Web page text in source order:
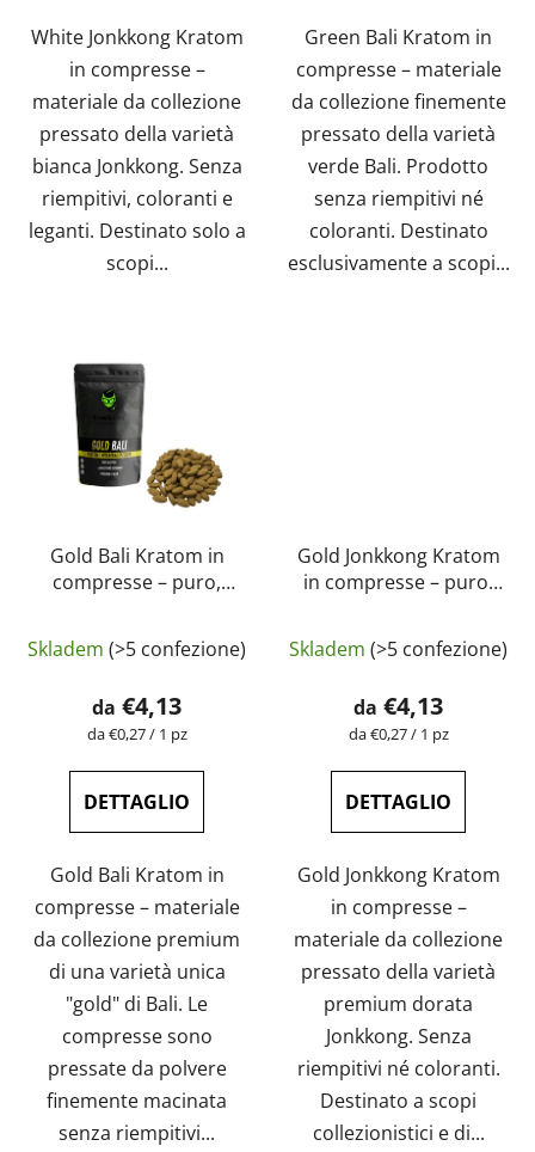
White Jonkkong Kratom
in compresse –
materiale da collezione
pressato della varietà
bianca Jonkkong. Senza
riempitivi, coloranti e
leganti. Destinato solo a
scopi...
5
stelle.
Green Bali Kratom in
compresse – materiale
da collezione finemente
pressato della varietà
verde Bali. Prodotto
senza riempitivi né
coloranti. Destinato
esclusivamente a scopi...
Gold Bali Kratom in
compresse – puro,
laboratorio |
GreenGuru
Skladem (>5 confezione)
da €4,13
Prezzo
misura:
da €0,27 / 1 pz
DETTAGLIO
Gold Bali Kratom in
compresse – materiale
da collezione premium
di una varietà unica
"gold" di Bali. Le
compresse sono
pressate da polvere
finemente macinata
senza riempitivi...
Gold Jonkkong Kratom
in compresse – puro,
laboratorio |
GreenGuruvalutazione
media
del
è
5
stelle.
Skladem (>5 confezione)
da €4,13
Prezzo
misura:
da €0,27 / 1 pz
DETTAGLIO
Gold Jonkkong Kratom
in compresse –
materiale da collezione
pressato della varietà
premium dorata
Jonkkong. Senza
riempitivi né coloranti.
Destinato a scopi
collezionistici e di...